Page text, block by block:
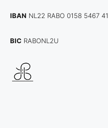
IBAN NL22 RABO 0158 5467 41
BIC RABONL2U